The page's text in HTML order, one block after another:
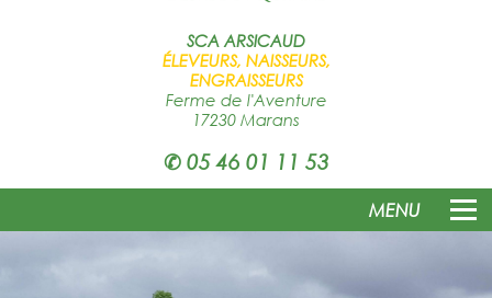
SCA ARSICAUD
ÉLEVEURS, NAISSEURS,
ENGRAISSEURS
Ferme de l'Aventure
17230 Marans
✆ 05 46 01 11 53
MENU